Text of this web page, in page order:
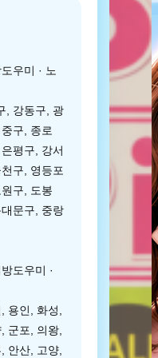
우미 · 노
, 강동구, 광
구, 종로
평구, 강서
구, 영등포
구, 도봉
문구, 중랑
도우미 ·
용인, 화성,
군포, 의왕,
안산, 고양,